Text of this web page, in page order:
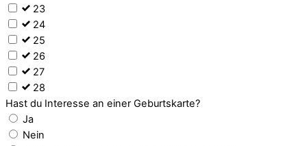
23
24
25
26
27
28
Hast du Interesse an einer Geburtskarte?
Ja
Nein